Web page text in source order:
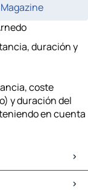
duración y
coste
y duración del
en cuenta